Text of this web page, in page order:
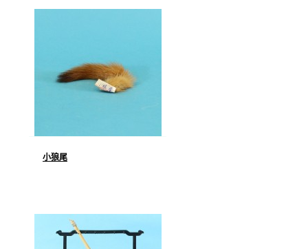
小狼尾